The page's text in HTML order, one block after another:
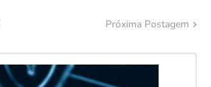
Próxima Postagem